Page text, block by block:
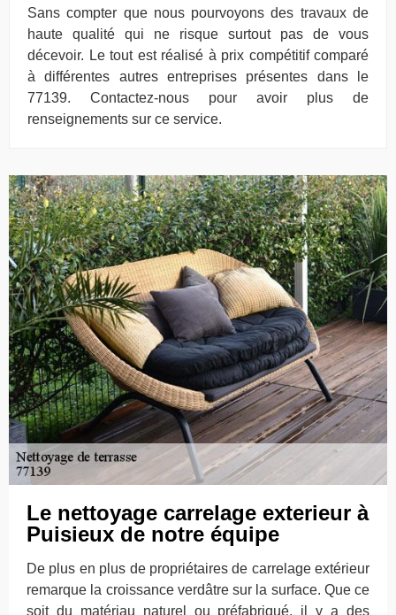
Sans compter que nous pourvoyons des travaux de
haute qualité qui ne risque surtout pas de vous
décevoir. Le tout est réalisé à prix compétitif comparé
à différentes autres entreprises présentes dans le
77139. Contactez-nous pour avoir plus de
renseignements sur ce service.
Le nettoyage carrelage exterieur à
Puisieux de notre équipe
De plus en plus de propriétaires de carrelage extérieur
remarque la croissance verdâtre sur la surface. Que ce
soit du matériau naturel ou préfabriqué, il y a des